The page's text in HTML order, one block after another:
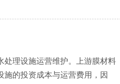
理设施运营维护。上游膜材料
的投资成本与运营费用，因